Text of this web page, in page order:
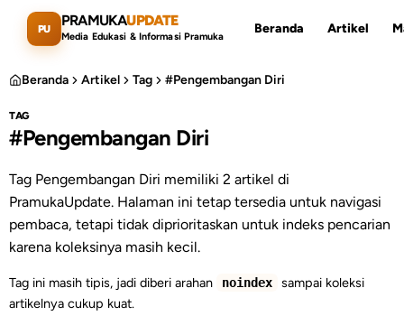
Lewati ke konten utama
PU PRAMUKAUPDATE
Media Edukasi & Informasi Pramuka
Beranda Artikel
Cari artikel
Beranda Artikel Tag #Pengembangan Diri
TAG
#Pengembangan Diri
Tag Pengembangan Diri memiliki 2 artikel di
PramukaUpdate. Halaman ini tetap tersedia untuk navigasi
pembaca, tetapi tidak diprioritaskan untuk indeks pencarian
karena koleksinya masih kecil.
Tag ini masih tipis, jadi diberi arahan noindex
sampai koleksi
artikelnya cukup kuat.